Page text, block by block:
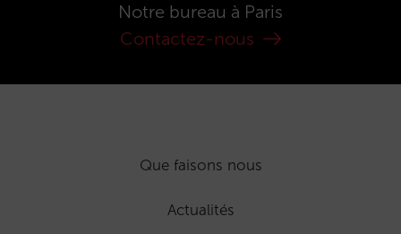
Notre bureau à Paris
Contactez-nous
Que faisons nous
Actualités